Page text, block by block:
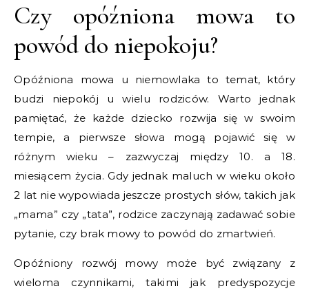
Czy opóźniona mowa to
powód do niepokoju?
Opóźniona mowa u niemowlaka to temat, który
budzi niepokój u wielu rodziców. Warto jednak
pamiętać, że każde dziecko rozwija się w swoim
tempie, a pierwsze słowa mogą pojawić się w
różnym wieku – zazwyczaj między 10. a 18.
miesiącem życia. Gdy jednak maluch w wieku około
2 lat nie wypowiada jeszcze prostych słów, takich jak
„mama” czy „tata”, rodzice zaczynają zadawać sobie
pytanie, czy brak mowy to powód do zmartwień.
Opóźniony rozwój mowy może być związany z
wieloma czynnikami, takimi jak predyspozycje